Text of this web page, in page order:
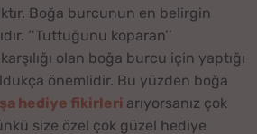
Boğa burcunun en belirgin
‘’Tuttuğunu koparan’’
olan boğa burcu için yaptığı
önemlidir. Bu yüzden boğa
hediye fikirleri arıyorsanız çok
size özel çok güzel hediye